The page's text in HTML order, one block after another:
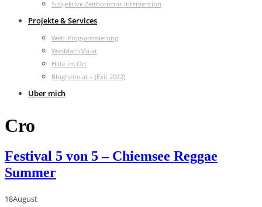
Subjektive Zeithorizont-Intervention
Projekte & Services
Web-Programmierung
WasMachMa.at
Hilfe im Ort
Blogheim.at – (Exit 2022)
Über mich
Cro
Festival 5 von 5 – Chiemsee Reggae
Summer
18August